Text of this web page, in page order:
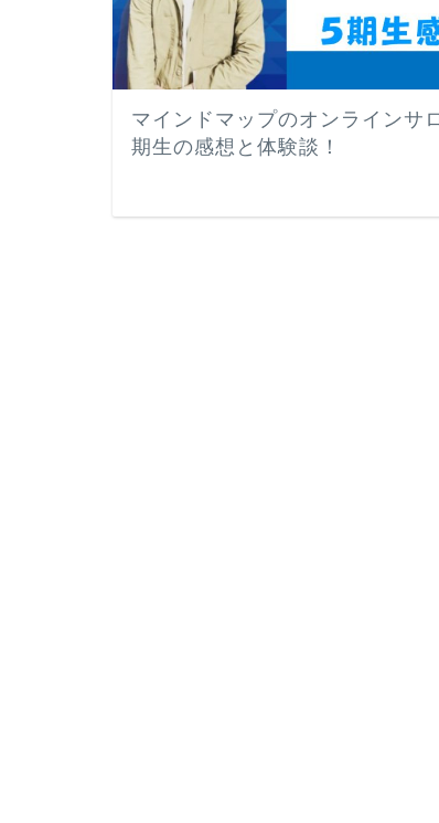
マインドマップのオンラインサ
期生の感想と体験談！